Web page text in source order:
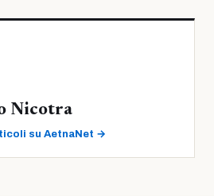
Nicotra
su AetnaNet →